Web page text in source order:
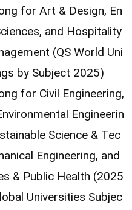
for Art & Design, En
and Hospitality
(QS World Uni
by Subject 2025)
for Civil Engineering,
Engineerin
Science & Tec
Engineering, and
& Public Health (2025
Universities Subjec